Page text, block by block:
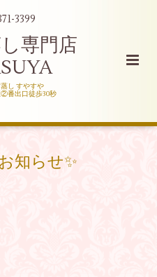
3399
専門店
し すやすや
番出口徒歩30秒
知らせ✨